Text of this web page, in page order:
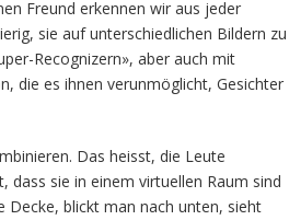
Freund erkennen wir aus jeder
sie auf unterschiedlichen Bildern zu
Recognizern», aber auch mit
die es ihnen verunmöglicht, Gesichter
Das heisst, die Leute
sie in einem virtuellen Raum sind
Decke, blickt man nach unten, sieht